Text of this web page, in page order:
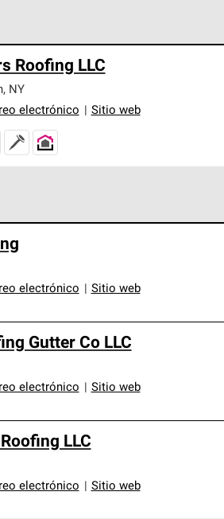
de profesionalismo, confiabilidad
de sistemas de techos.
Roofing LLC
, NY
electrónico Sitio web
y requisitos estrictos de
electrónico Sitio web
Gutter Co LLC
electrónico Sitio web
LLC
electrónico Sitio web